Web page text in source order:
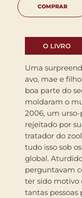
COMPRAR
O LIVRO
Uma
avo, mae e filho de ursos-polares, cobrindo
boa parte do
moldaram o
2006, um
rejeitado por
tratador do
tudo isso sob
global.
perguntavam
ter sido motivo
tantas pessoas